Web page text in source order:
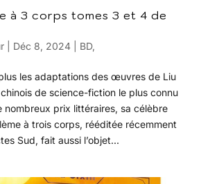
à 3 corps tomes 3 et 4 de
| Déc 8, 2024| BD,
les adaptations des œuvres de Liu
chinois de science-fiction le plus connu
nombreux prix littéraires, sa célèbre
à trois corps, rééditée récemment
Sud, fait aussi l’objet...